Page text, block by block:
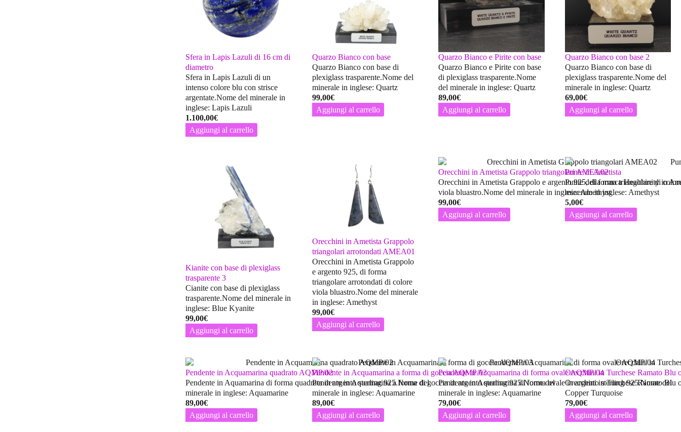
Sfera in Lapis Lazuli di 16 cm di
diametro
Sfera in Lapis Lazuli di un
intenso colore blu con strisce
argentate.Nome del minerale in
inglese: Lapis Lazuli
1.100,00€
Aggiungi al carrello
Quarzo Bianco con base
Quarzo Bianco con base di
plexiglass trasparente.Nome del
minerale in inglese: Quartz
99,00€
Aggiungi al carrello
Quarzo Bianco e Pirite con base
Quarzo Bianco e Pirite con base
di plexiglass trasparente.Nome
del minerale in inglese: Quartz
89,00€
Aggiungi al carrello
Quarzo Bianco con base 2
Quarzo Bianco con base di
plexiglass trasparente.Nome del
minerale in inglese: Quartz
69,00€
Aggiungi al carrello
Kianite con base di plexiglass
trasparente 3
Cianite con base di plexiglass
trasparente.Nome del minerale in
inglese: Blue Kyanite
99,00€
Aggiungi al carrello
Orecchini in Ametista Grappolo
triangolari arrotondati AMEA01
Orecchini in Ametista Grappolo
e argento 925, di forma
triangolare arrotondati di colore
viola bluastro.Nome del minerale
in inglese: Amethyst
99,00€
Aggiungi al carrello
Orecchini in Ametista Grappolo triangolari AMEA02
Orecchini in Ametista Grappolo e argento 925, di forma triangolare di
viola bluastro.Nome del minerale in inglese: Amethyst
99,00€
Aggiungi al carrello
Punte in Ametista
Punte della marca Healthinity in
minerale in inglese: Amethyst
5,00€
Aggiungi al carrello
Pendente in Acquamarina quadrato AQMP/02
Pendente in Aquamarina di forma quadrata in argento sterling 925.Nome del
minerale in inglese: Aquamarine
89,00€
Aggiungi al carrello
Pendente in Acquamarina a forma di goccia AQMP/03
Pendente in Aquamarina a forma di goccia in argento sterling 925.Nome del
minerale in inglese: Aquamarine
89,00€
Aggiungi al carrello
Pendente in Acquamarina di forma ovale AQMP/04
Pendente in Aquamarina di forma ovale in argento sterling 925.Nome del
minerale in inglese: Aquamarine
79,00€
Aggiungi al carrello
Orecchini in Turchese Ramato Blu
Orecchini in Turchese Ramato Blu
Copper Turquoise
79,00€
Aggiungi al carrello